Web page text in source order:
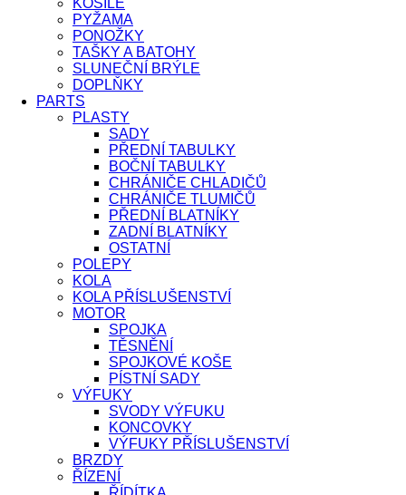
KOŠILE
PYŽAMA
PONOŽKY
TAŠKY A BATOHY
SLUNEČNÍ BRÝLE
DOPLŇKY
PARTS
PLASTY
SADY
PŘEDNÍ TABULKY
BOČNÍ TABULKY
CHRÁNIČE CHLADIČŮ
CHRÁNIČE TLUMIČŮ
PŘEDNÍ BLATNÍKY
ZADNÍ BLATNÍKY
OSTATNÍ
POLEPY
KOLA
KOLA PŘÍSLUŠENSTVÍ
MOTOR
SPOJKA
TĚSNĚNÍ
SPOJKOVÉ KOŠE
PÍSTNÍ SADY
VÝFUKY
SVODY VÝFUKU
KONCOVKY
VÝFUKY PŘÍSLUŠENSTVÍ
BRZDY
ŘÍZENÍ